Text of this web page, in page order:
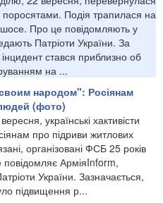
поросятами. Подія трапилася на
Про це повідомляють у
Патріоти України. За
стався приблизно об
на ...
народом": Росіянам
(фото)
українські хактивісти
про підриви житлових
організовані ФСБ 25 років
АрміяInform,
України. Зазначається,
підвищення р...